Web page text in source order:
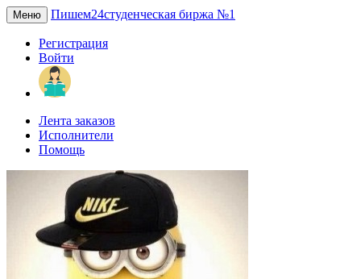
Меню Пишем24студенческая биржа №1
Регистрация
Войти
Лента заказов
Исполнители
Помощь